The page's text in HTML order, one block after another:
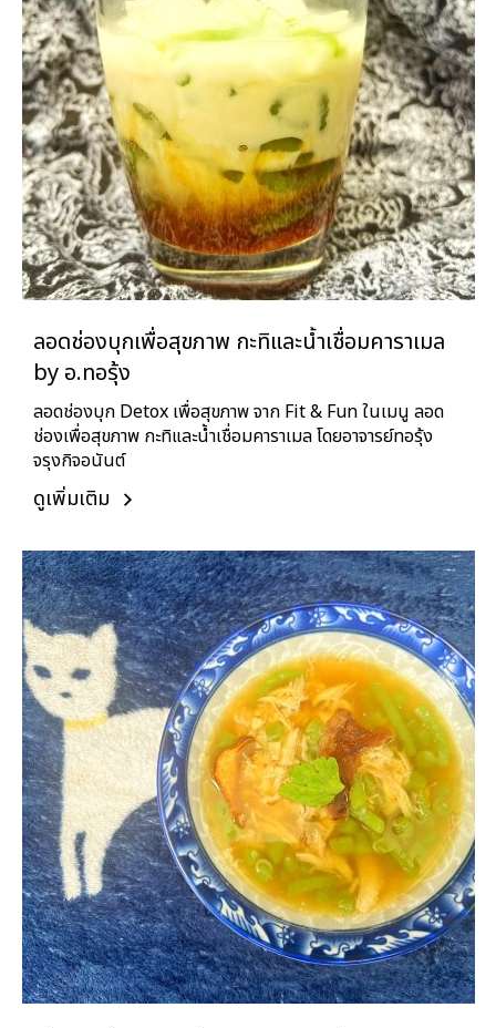
ลอดช่องบุกเพื่อสุขภาพ กะทิและน้ำเชื่อมคาราเมล
by อ.ทอรุ้ง
ลอดช่องบุก Detox เพื่อสุขภาพ จาก Fit & Fun ในเมนู ลอด
ช่องเพื่อสุขภาพ กะทิและน้ำเชื่อมคาราเมล โดยอาจารย์ทอรุ้ง
จรุงกิจอนันต์
ดูเพิ่มเติม